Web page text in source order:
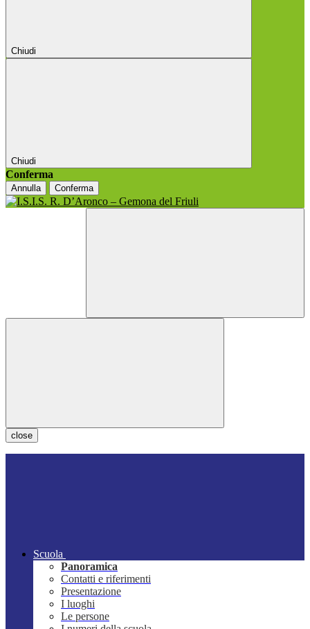
Chiudi
Chiudi
Conferma
Annulla Conferma
close
Scuola
Panoramica
Contatti e riferimenti
Presentazione
I luoghi
Le persone